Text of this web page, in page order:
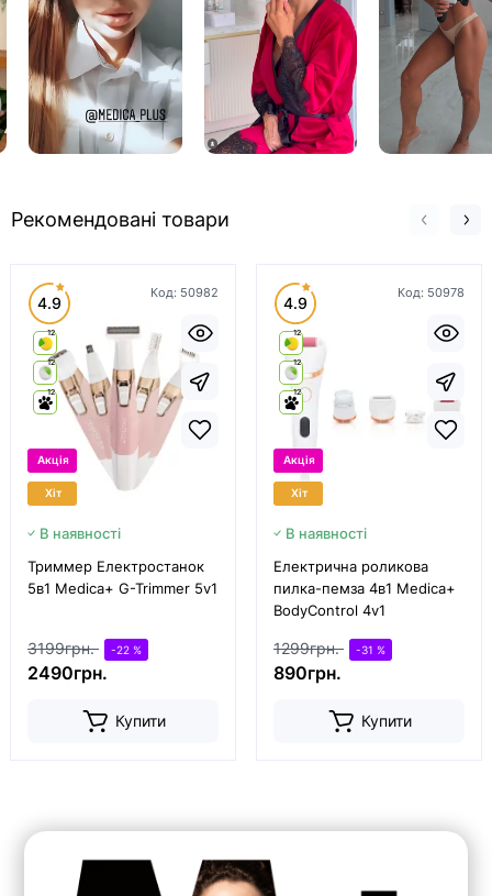
Рекомендовані товари
Код: 50982
4.9
12
12
12
Акція
Хіт
В наявності
Триммер Електростанок
5в1 Medica+ G-Trimmer 5v1
3199грн. -22 %
2490грн.
Купити
Код: 50978
4.9
12
12
12
Акція
Хіт
В наявності
Електрична роликова
пилка-пемза 4в1 Medica+
BodyControl 4v1
1299грн. -31 %
890грн.
Купити